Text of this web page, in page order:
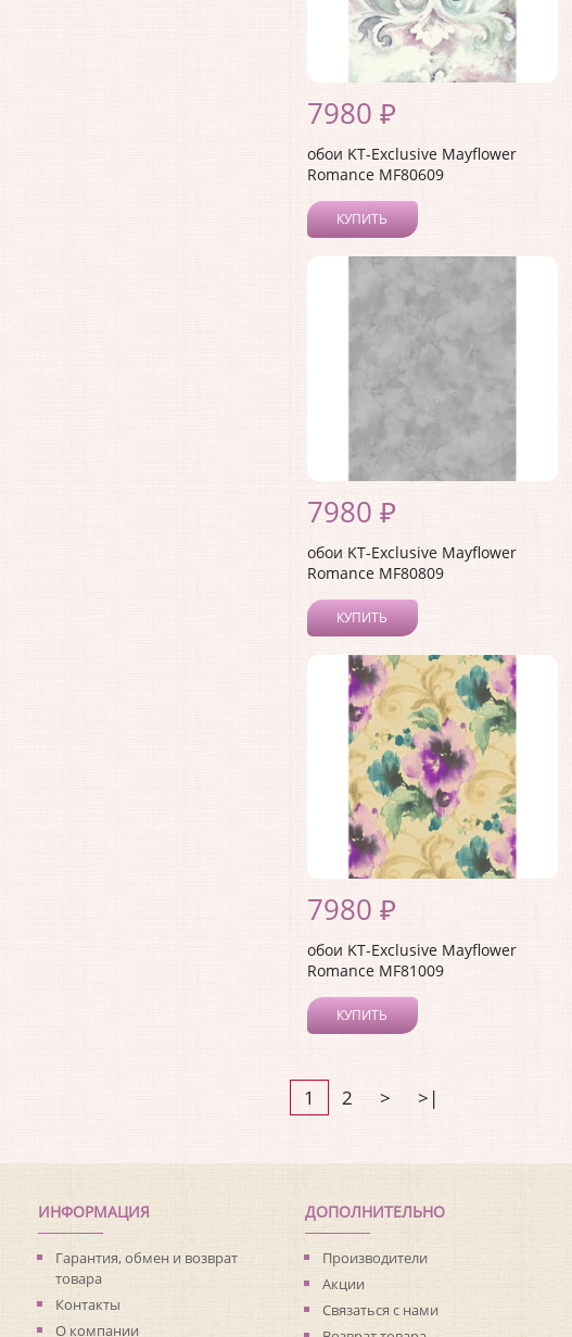
7980 ₽
обои KT-Exclusive Mayflower
Romance MF80609
КУПИТЬ
7980 ₽
обои KT-Exclusive Mayflower
Romance MF80809
КУПИТЬ
7980 ₽
обои KT-Exclusive Mayflower
Romance MF81009
КУПИТЬ
1 2 > >|
ИНФОРМАЦИЯ
Гарантия, обмен и возврат
товара
Контакты
О компании
ДОПОЛНИТЕЛЬНО
Производители
Акции
Связаться с нами